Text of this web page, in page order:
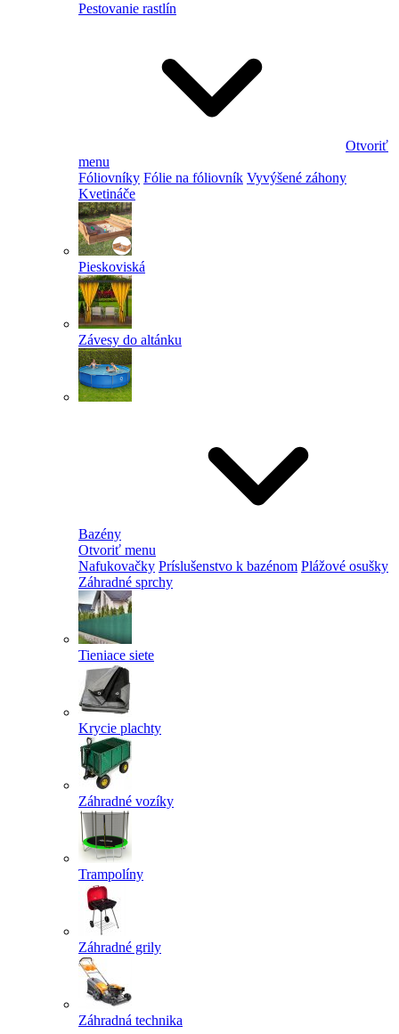
Pestovanie rastlín
Otvoriť
menu
Fóliovníky Fólie na fóliovník Vyvýšené záhony
Kvetináče
Pieskoviská
Závesy do altánku
Bazény
Otvoriť menu
Nafukovačky Príslušenstvo k bazénom Plážové osušky
Záhradné sprchy
Tieniace siete
Krycie plachty
Záhradné vozíky
Trampolíny
Záhradné grily
Záhradná technika